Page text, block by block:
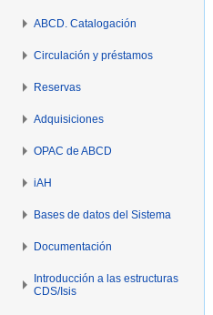
ABCD. Catalogación
Circulación y préstamos
Reservas
Adquisiciones
OPAC de ABCD
iAH
Bases de datos del Sistema
Documentación
Introducción a las estructuras
CDS/Isis